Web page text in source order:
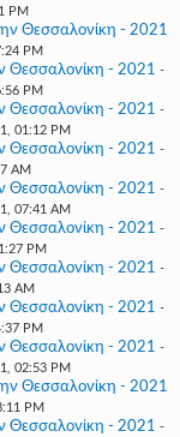
PM
Θεσσαλονίκη - 2021
PM
Θεσσαλονίκη - 2021 -
PM
Θεσσαλονίκη - 2021 -
01:12 PM
Θεσσαλονίκη - 2021 -
AM
Θεσσαλονίκη - 2021 -
07:41 AM
Θεσσαλονίκη - 2021 -
PM
Θεσσαλονίκη - 2021 -
AM
Θεσσαλονίκη - 2021 -
PM
Θεσσαλονίκη - 2021 -
02:53 PM
Θεσσαλονίκη - 2021
PM
Θεσσαλονίκη - 2021 -